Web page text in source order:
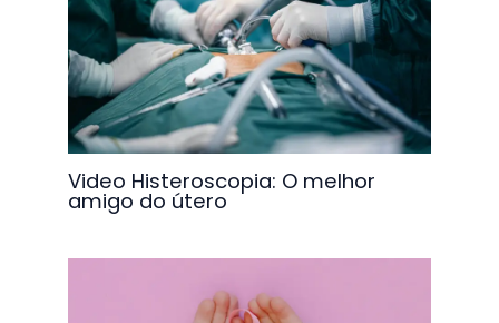
Video Histeroscopia: O melhor
amigo do útero